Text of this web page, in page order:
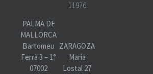
PALMA DE
MALLORCA
Bartomeu
Ferrà 3 – 1°
07002
11976
ZARAGOZA
María
Lostal 27